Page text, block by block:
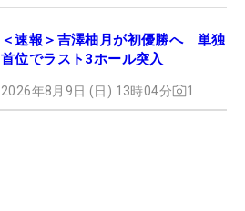
＜速報＞吉澤柚月が初優勝へ 単独
首位でラスト3ホール突入
2026年8月9日 (日) 13時04分 1